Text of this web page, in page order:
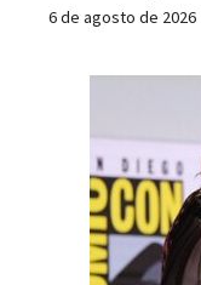
6 de agosto de 2026